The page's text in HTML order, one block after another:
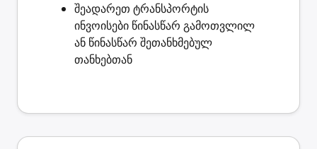
შეადარეთ ტრანსპორტის
ინვოისები წინასწარ გამოთვლილ
ან წინასწარ შეთანხმებულ
თანხებთან